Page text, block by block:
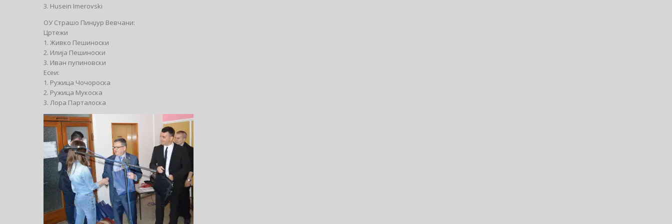
3. Husein Imerovski
ОУ Страшо Пинџур Вевчани:
Цртежи
1. Живко Пешиноски
2. Илија Пешиноски
3. Иван пупиновски
Есеи:
1. Ружица Чочороска
2. Ружица Мукоска
3. Лора Парталоска